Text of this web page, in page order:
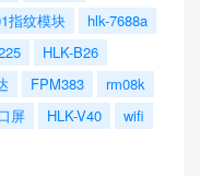
指纹模块
hlk-7688a
HLK-B26
FPM383
rm08k
屏 HLK-V40
wifi